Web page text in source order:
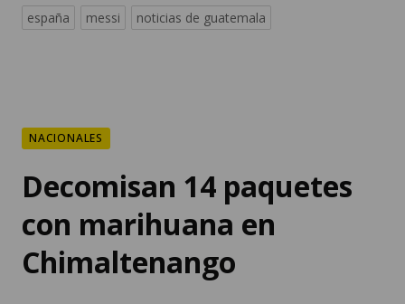
Decomisan 14 paquetes
con marihuana en
Chimaltenango
La droga era transportada en un